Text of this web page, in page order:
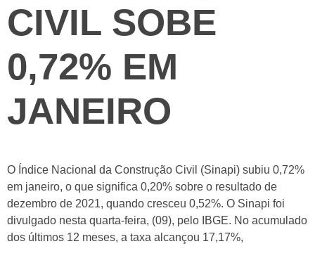
CIVIL SOBE
0,72% EM
JANEIRO
O Índice Nacional da Construção Civil (Sinapi) subiu 0,72%
em janeiro, o que significa 0,20% sobre o resultado de
dezembro de 2021, quando cresceu 0,52%. O Sinapi foi
divulgado nesta quarta-feira, (09), pelo IBGE. No acumulado
dos últimos 12 meses, a taxa alcançou 17,17%,